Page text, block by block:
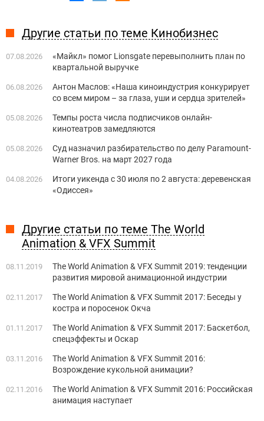
Другие статьи по теме Кинобизнес
07.08.2026
«Майкл» помог Lionsgate перевыполнить план по
квартальной выручке
06.08.2026
Антон Маслов: «Наша киноиндустрия конкурирует
со всем миром – за глаза, уши и сердца зрителей»
05.08.2026
Темпы роста числа подписчиков онлайн-
кинотеатров замедляются
05.08.2026
Суд назначил разбирательство по делу Paramount-
Warner Bros. на март 2027 года
04.08.2026
Итоги уикенда с 30 июля по 2 августа: деревенская
«Одиссея»
Другие статьи по теме The World
Animation & VFX Summit
08.11.2019
The World Animation & VFX Summit 2019: тенденции
развития мировой анимационной индустрии
02.11.2017
The World Animation & VFX Summit 2017: Беседы у
костра и поросенок Окча
01.11.2017
The World Animation & VFX Summit 2017: Баскетбол,
спецэффекты и Оскар
03.11.2016
The World Animation & VFX Summit 2016:
Возрождение кукольной анимации?
02.11.2016
The World Animation & VFX Summit 2016: Российская
анимация наступает